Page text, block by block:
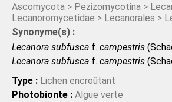
Ascomycota > Pezizomycotina >
Lecanoromycetidae > Lecanorales >
Synonyme(s) :
Lecanora subfusca f. campestris
Lecanora subfusca f. campestris
Type : Lichen encroûtant
Photobionte : Algue verte